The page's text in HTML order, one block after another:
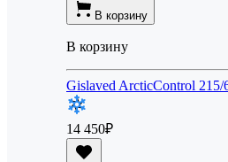
В корзину
В корзину
Gislaved ArcticControl 215/
14 450₽